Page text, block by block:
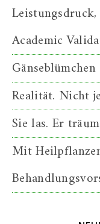
Academic
Realität. Nicht
Sie las. Er
Mit